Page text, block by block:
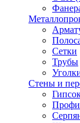
Сетки
Трубы
Стены и